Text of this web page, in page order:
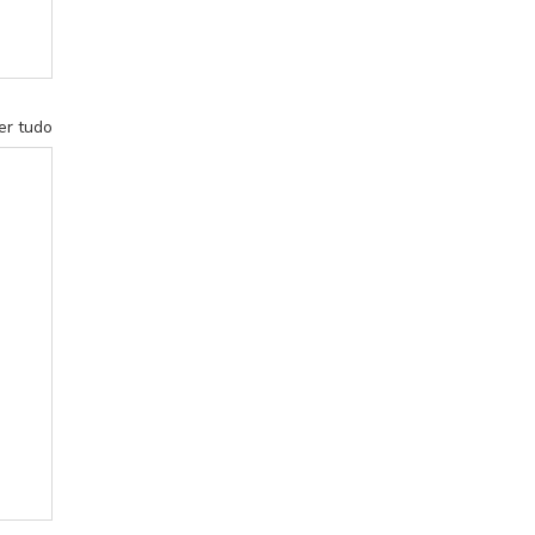
tudo